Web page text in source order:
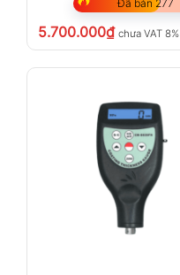
Đã bán 277
5.700.000₫ chưa VAT 8%